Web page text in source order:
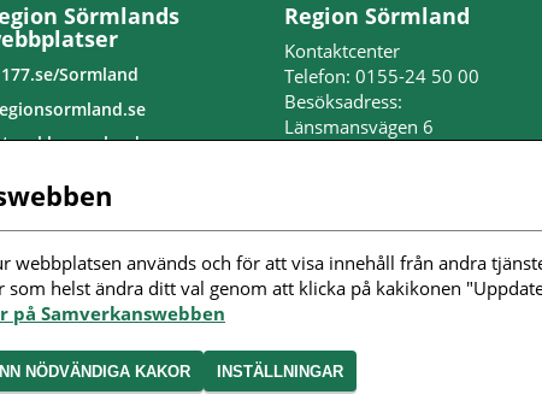
Sörmlands
Sormland
oss i sociala
Region Sörmland
Kontaktcenter
Telefon: 0155-24 50 00
Besöksadress:
Länsmansvägen 6
Repslagaregatan 19
611 88 Nyköping
Peppol-id: 0007: 2321000032
232100-0032
webbplatsen används och för att visa innehåll från andra
helst ändra ditt val genom att klicka på kakikonen
på Samverkanswebben
NÖDVÄNDIGA KAKOR INSTÄLLNINGAR